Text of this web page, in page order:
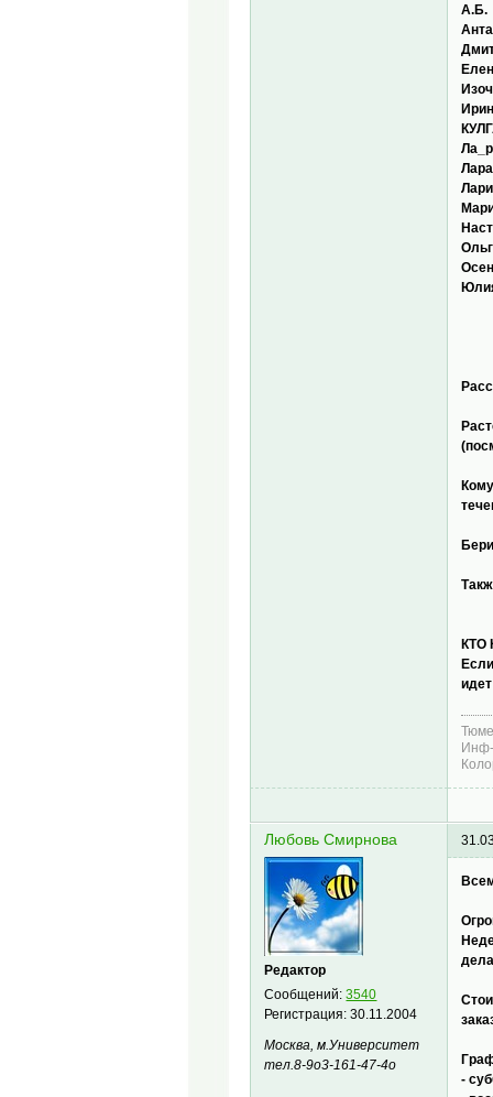
А.Б.
КТО
Любовь Смирнова
Редактор
Сообщений:3540
Регистрация:30.11.2004
Москва, м.Университет
тел.8-9о3-161-47-4о
-